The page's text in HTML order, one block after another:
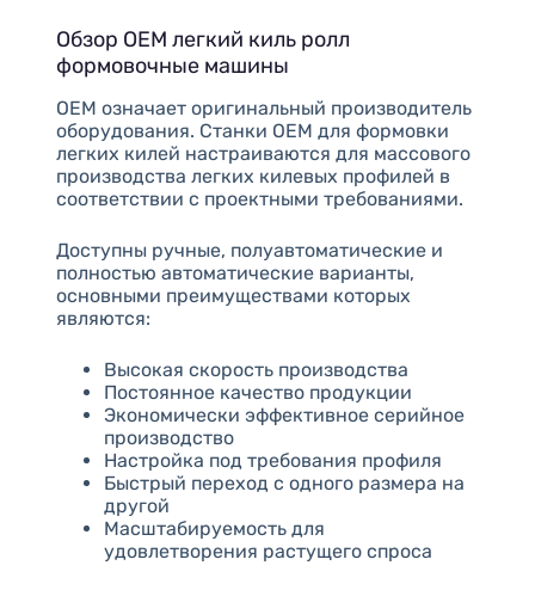
Обзор OEM легкий киль ролл
формовочные машины
OEM означает оригинальный производитель
оборудования. Станки OEM для формовки
легких килей настраиваются для массового
производства легких килевых профилей в
соответствии с проектными требованиями.
Доступны ручные, полуавтоматические и
полностью автоматические варианты,
основными преимуществами которых
являются:
Высокая скорость производства
Постоянное качество продукции
Экономически эффективное серийное
производство
Настройка под требования профиля
Быстрый переход с одного размера на
другой
Масштабируемость для
удовлетворения растущего спроса